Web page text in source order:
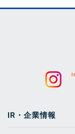
IR・企業情報